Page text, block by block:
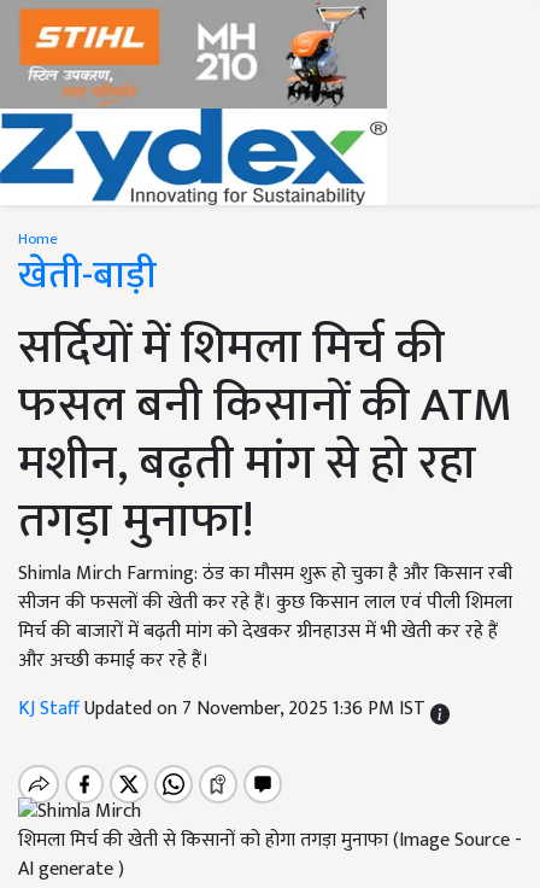
Home
खेती-बाड़ी
सर्दियों में शिमला मिर्च की
फसल बनी किसानों की ATM
मशीन, बढ़ती मांग से हो रहा
तगड़ा मुनाफा!
Shimla Mirch Farming: ठंड का मौसम शुरू हो चुका है और किसान रबी
सीजन की फसलों की खेती कर रहे हैं। कुछ किसान लाल एवं पीली शिमला
मिर्च की बाजारों में बढ़ती मांग को देखकर ग्रीनहाउस में भी खेती कर रहे हैं
और अच्छी कमाई कर रहे हैं।
KJ StaffUpdated on 7 November, 2025 1:36 PM IST
शिमला मिर्च की खेती से किसानों को होगा तगड़ा मुनाफा (Image Source -
AI generate )